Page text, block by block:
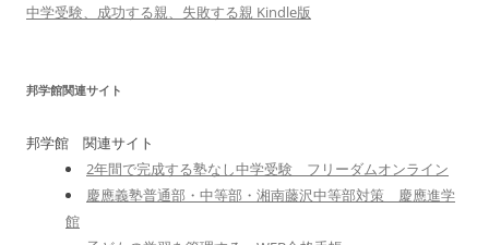
中学受験、成功する親、失敗する親 Kindle版
邦学館関連サイト
邦学館 関連サイト
2年間で完成する塾なし中学受験 フリーダムオンライン
慶應義塾普通部・中等部・湘南藤沢中等部対策 慶應進学
館